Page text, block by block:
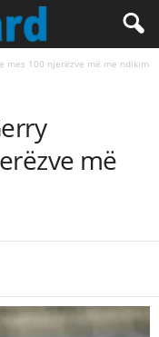
mes 100 njerëzve më me ndikim
më